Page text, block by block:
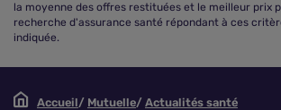
la moyenne des offres restituées et le meilleur prix
recherche d'assurance santé répondant à ces
indiquée.
Accueil Mutuelle
Actualités santé